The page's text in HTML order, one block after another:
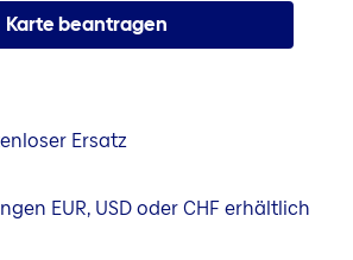
Karte beantragen
Ersatz
EUR, USD oder CHF erhältlich